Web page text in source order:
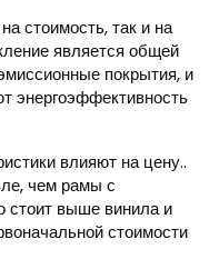
стоимость, так и на
является общей
покрытия, и
энергоэффективность
влияют на цену..
чем рамы с
стоит выше винила и
стоимости